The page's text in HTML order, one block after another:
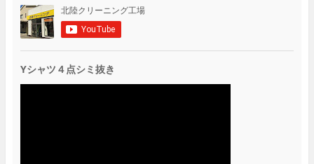
Yシャツ４点シミ抜き